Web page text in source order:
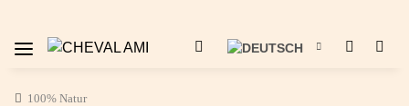
100% Natur